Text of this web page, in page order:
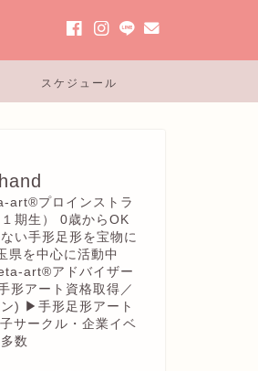
スケジュール
art®︎プロインストラ
期生）
0歳からOK
ない手形足形を宝物に
県を中心に活動中
art®アドバイザー
アート資格取得／
) ▶︎手形足形アート
サークル・企業イベ
数